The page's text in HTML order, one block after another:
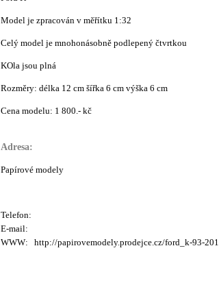
Model je zpracován v měřítku 1:32
Celý model je mnohonásobně podlepený čtvrtkou
KOla jsou plná
Rozměry: délka 12 cm šířka 6 cm výška 6 cm
Cena modelu: 1 800.- kč
Adresa:
Papírové modely
Telefon:
E-mail:
WWW: http://papirovemodely.prodejce.cz/ford_k-93-